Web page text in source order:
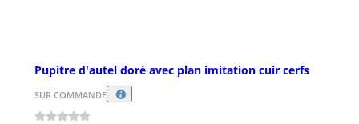
Pupitre d'autel doré avec plan imitation cuir cerfs
SUR COMMANDE